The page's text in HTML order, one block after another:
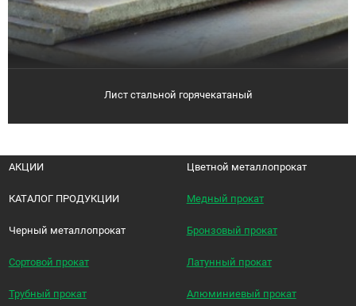
Лист стальной горячекатаный
АКЦИИ
КАТАЛОГ ПРОДУКЦИИ
Черный металлопрокат
Сортовой прокат
Трубный прокат
Цветной металлопрокат
Медный прокат
Бронзовый прокат
Латунный прокат
Алюминиевый прокат